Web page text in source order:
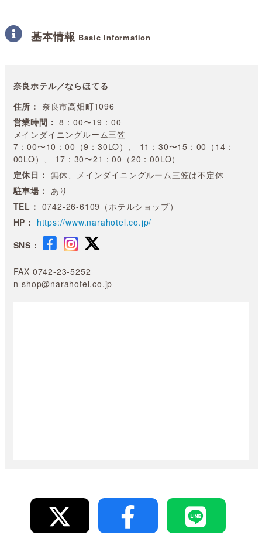
基本情報 Basic Information
奈良ホテル／ならほてる
住所： 奈良市高畑町1096
営業時間： 8：00〜19：00
メインダイニングルーム三笠
7：00〜10：00（9：30LO）、 11：30〜15：00（14：
00LO）、 17：30〜21：00（20：00LO）
定休日： 無休、メインダイニングルーム三笠は不定休
駐車場： あり
TEL： 0742-26-6109（ホテルショップ）
HP： https://www.narahotel.co.jp/
SNS：
FAX 0742-23-5252
n-shop@narahotel.co.jp